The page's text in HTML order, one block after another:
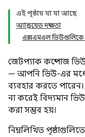
এই পৃষ্ঠায় যা যা আছে
অ্যান্ড্রয়েড দক্ষতা
এক্সএমএল ভিউগুলিকে
জেটপ্যাক কম্পোজ
— আপনি ভিউ-এর
ব্যবহার করতে
না করেই বিদ্যমান
করা সম্ভব হয়।
নিম্নলিখিত